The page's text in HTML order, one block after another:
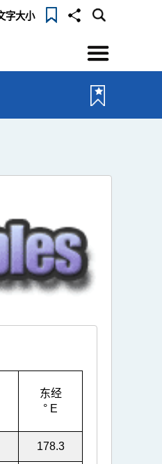
字大小
选
单
东经
° E
178.3